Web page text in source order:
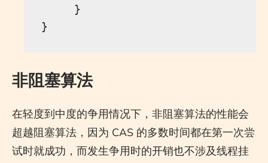
     }
非阻塞算法
在轻度到中度的争用情况下，非阻塞算法的性能会
超越阻塞算法，因为 CAS 的多数时间都在第一次尝
试时就成功，而发生争用时的开销也不涉及线程挂